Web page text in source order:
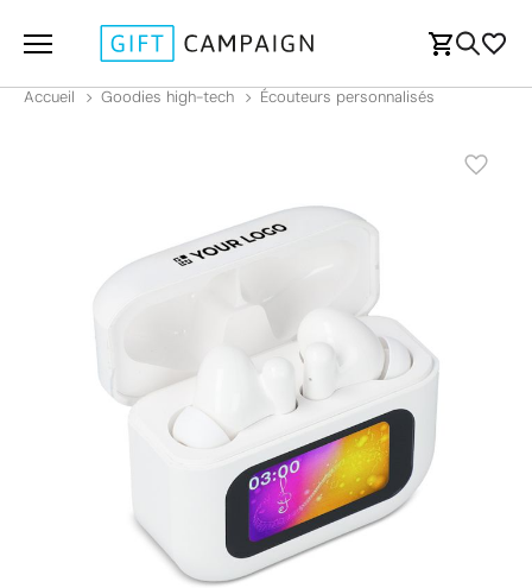
Accueil Goodies high-tech Écouteurs personnalisés